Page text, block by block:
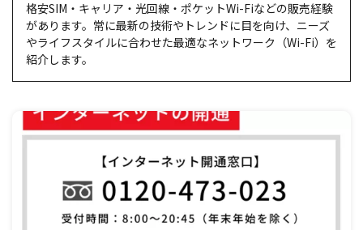
格安SIM・キャリア・光回線・ポケットWi-Fiなどの販売経験
があります。常に最新の技術やトレンドに目を向け、ニーズ
やライフスタイルに合わせた最適なネットワーク（Wi-Fi）を
紹介します。